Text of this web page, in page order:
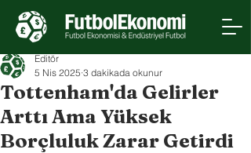
Tottenham'da Gelirler
Arttı Ama Yüksek
Borçluluk Zarar Getirdi
Editör
5 Nis 2025 3 dakikada okunur